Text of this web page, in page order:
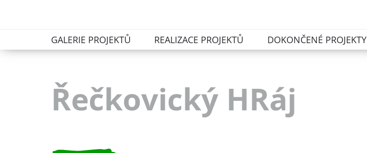
GALERIE PROJEKTŮ REALIZACE PROJEKTŮ DOKONČENÉ PROJEKTY
Řečkovický HRáj